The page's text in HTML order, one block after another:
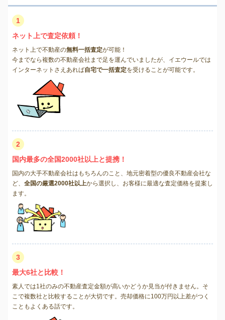
1
ネット上で査定依頼！
ネット上で不動産の無料一括査定が可能！
今までなら複数の不動産会社まで足を運んでいましたが、イエウールでは
インターネットさえあれば自宅で一括査定を受けることが可能です。
2
国内最多の全国2000社以上と提携！
国内の大手不動産会社はもちろんのこと、地元密着型の優良不動産会社な
ど、 全国の厳選2000社以上から選択し、お客様に最適な査定価格を提案し
ます。
3
最大6社と比較！
素人では1社のみの不動産査定金額が高いかどうか見当が付きません。そ
こで複数社と比較することが大切です。売却価格に100万円以上差がつく
こともよくある話です。